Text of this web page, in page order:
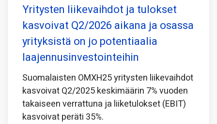
Yritysten liikevaihdot ja tulokset
kasvoivat Q2/2026 aikana ja osassa
yrityksistä on jo potentiaalia
laajennusinvestointeihin
Suomalaisten OMXH25 yritysten liikevaihdot
kasvoivat Q2/2025 keskimäärin 7% vuoden
takaiseen verrattuna ja liiketulokset (EBIT)
kasvoivat peräti 35%.